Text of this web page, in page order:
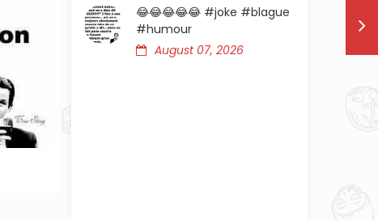
😂😂😂😂😂 #joke #blague
#humour
August 07, 2026